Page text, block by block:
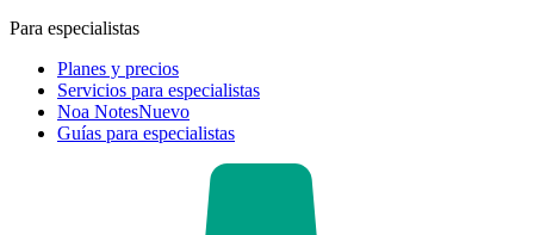
Para especialistas
Planes y precios
Servicios para especialistas
Noa NotesNuevo
Guías para especialistas